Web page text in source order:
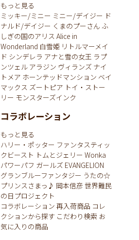
もっと見る
ミッキー/ミニー ミニー/デイジー ド
ナルド/デイジー くまのプーさん ふ
しぎの国のアリス Alice in
Wonderland 白雪姫 リトルマーメイ
ド シンデレラ アナと雪の女王 ラプ
ンツェル アラジン ヴィランズ ナイ
トメア ホーンテッドマンション ベイ
マックス ズートピア トイ・ストー
リー モンスターズインク
コラボレーション
もっと見る
ハリー・ポッター ファンタスティッ
クビースト トムとジェリー Wonka
パワーパフ ガールズ EVANGELION
グランブルーファンタジー うたの☆
プリンスさまっ♪ 岡本信彦世界難民
の日プロジェクト
コラボレーション 再入荷商品 コレ
クションから探す こだわり検索 お
気に入りの商品